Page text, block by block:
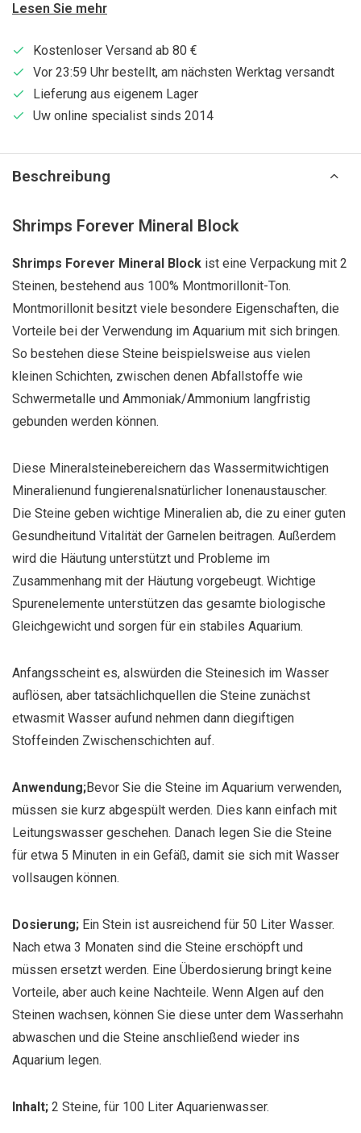
Lesen Sie mehr
Kostenloser Versand ab 80 €
Vor 23:59 Uhr bestellt, am nächsten Werktag versandt
Lieferung aus eigenem Lager
Uw online specialist sinds 2014
Beschreibung
Shrimps Forever Mineral Block
Shrimps Forever Mineral Block ist eine Verpackung mit 2
Steinen, bestehend aus 100% Montmorillonit-Ton.
Montmorillonit besitzt viele besondere Eigenschaften, die
Vorteile bei der Verwendung im Aquarium mit sich bringen.
So bestehen diese Steine beispielsweise aus vielen
kleinen Schichten, zwischen denen Abfallstoffe wie
Schwermetalle und Ammoniak/Ammonium langfristig
gebunden werden können.
Diese Mineralsteinebereichern das Wassermitwichtigen
Mineralienund fungierenalsnatürlicher Ionenaustauscher.
Die Steine geben wichtige Mineralien ab, die zu einer guten
Gesundheitund Vitalität der Garnelen beitragen. Außerdem
wird die Häutung unterstützt und Probleme im
Zusammenhang mit der Häutung vorgebeugt. Wichtige
Spurenelemente unterstützen das gesamte biologische
Gleichgewicht und sorgen für ein stabiles Aquarium.
Anfangsscheint es, alswürden die Steinesich im Wasser
auflösen, aber tatsächlichquellen die Steine zunächst
etwasmit Wasser aufund nehmen dann diegiftigen
Stoffeinden Zwischenschichten auf.
Anwendung;Bevor Sie die Steine im Aquarium verwenden,
müssen sie kurz abgespült werden. Dies kann einfach mit
Leitungswasser geschehen. Danach legen Sie die Steine
für etwa 5 Minuten in ein Gefäß, damit sie sich mit Wasser
vollsaugen können.
Dosierung; Ein Stein ist ausreichend für 50 Liter Wasser.
Nach etwa 3 Monaten sind die Steine erschöpft und
müssen ersetzt werden. Eine Überdosierung bringt keine
Vorteile, aber auch keine Nachteile. Wenn Algen auf den
Steinen wachsen, können Sie diese unter dem Wasserhahn
abwaschen und die Steine anschließend wieder ins
Aquarium legen.
Inhalt; 2 Steine, für 100 Liter Aquarienwasser.